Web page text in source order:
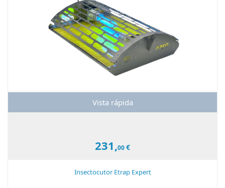
Vista rápida
231,00€
Insectocutor Etrap Expert